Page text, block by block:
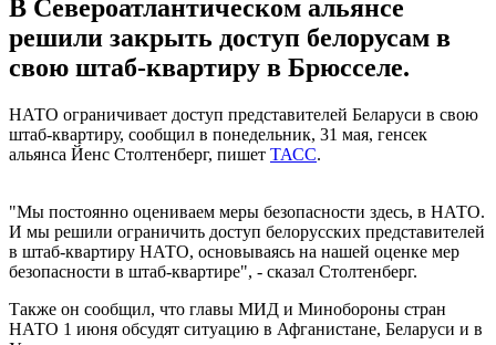
В Североатлантическом альянсе
решили закрыть доступ белорусам в
свою штаб-квартиру в Брюсселе.
НАТО ограничивает доступ представителей Беларуси в свою
штаб-квартиру, сообщил в понедельник, 31 мая, генсек
альянса Йенс Столтенберг, пишет ТАСС.
"Мы постоянно оцениваем меры безопасности здесь, в НАТО.
И мы решили ограничить доступ белорусских представителей
в штаб-квартиру НАТО, основываясь на нашей оценке мер
безопасности в штаб-квартире", - сказал Столтенберг.
Также он сообщил, что главы МИД и Минобороны стран
НАТО 1 июня обсудят ситуацию в Афганистане, Беларуси и в